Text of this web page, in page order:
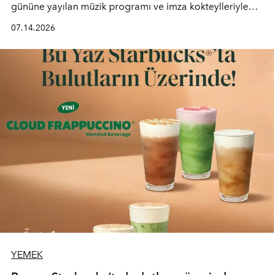
gününe yayılan müzik programı ve imza kokteylleriyle
lüks" anlayışıyla buluşturan mekan; gurme lezzetleri, iyi
müziği ve açık havadaki özel puro alanını tek bir çatı
altında sunuyor.
07.14.2026
YEMEK